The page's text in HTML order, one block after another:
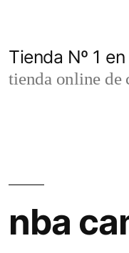
Tienda Nº 1
tienda online de
nba